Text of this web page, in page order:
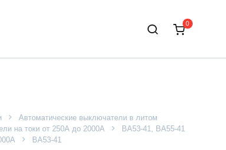
0
Автоматические выключатели в литом
на токи от 250А до 2000А
ВА53-41, ВА55-41
ВА53-41